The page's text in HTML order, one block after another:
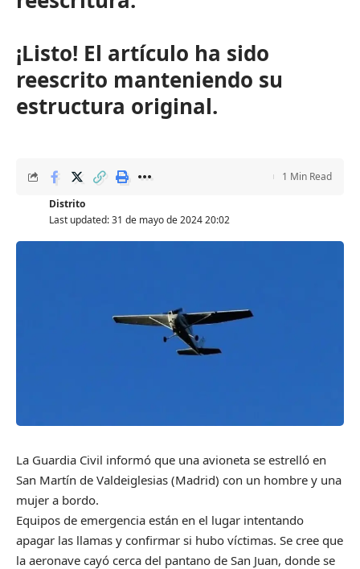
¡Listo! El artículo ha sido
reescrito manteniendo su
estructura original.
Last updated: 31 de mayo de 2024 20:02
Distrito
1 Min Read
La Guardia Civil informó que una avioneta se estrelló en
San Martín de Valdeiglesias (Madrid) con un hombre y una
mujer a bordo.
Equipos de emergencia están en el lugar intentando
apagar las llamas y confirmar si hubo víctimas. Se cree que
la aeronave cayó cerca del pantano de San Juan, donde se